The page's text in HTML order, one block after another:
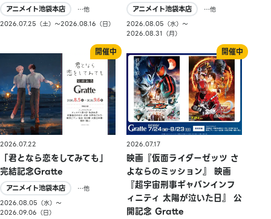
アニメイト池袋本店
…他
2026.07.25（土）〜2026.08.16（日）
アニメイト池袋本店
…他
2026.08.05（水）〜
2026.08.31（月）
2026.07.22
「君となら恋をしてみても」
完結記念Gratte
アニメイト池袋本店
…他
2026.08.05（水）〜
2026.09.06（日）
2026.07.17
映画『仮面ライダーゼッツ さ
よならのミッション』 映画
『超宇宙刑事ギャバンインフ
ィニティ 太陽が泣いた日』 公
開記念 Gratte